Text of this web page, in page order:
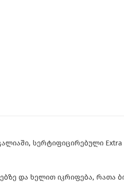
სერტიფიცირებული Extra
და ხელით იკრიფება, რათა